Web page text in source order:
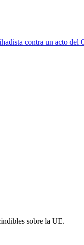
contra un acto del
sobre la UE.